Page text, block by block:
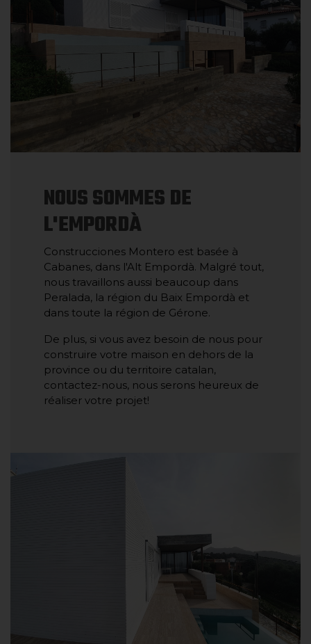
NOUS SOMMES DE
L'EMPORDÀ
Construcciones Montero est basée à
Cabanes, dans l'Alt Empordà. Malgré tout,
nous travaillons aussi beaucoup dans
Peralada, la région du Baix Empordà et
dans toute la région de Gérone.
De plus, si vous avez besoin de nous pour
construire votre maison en dehors de la
province ou du territoire catalan,
contactez-nous, nous serons heureux de
réaliser votre projet!